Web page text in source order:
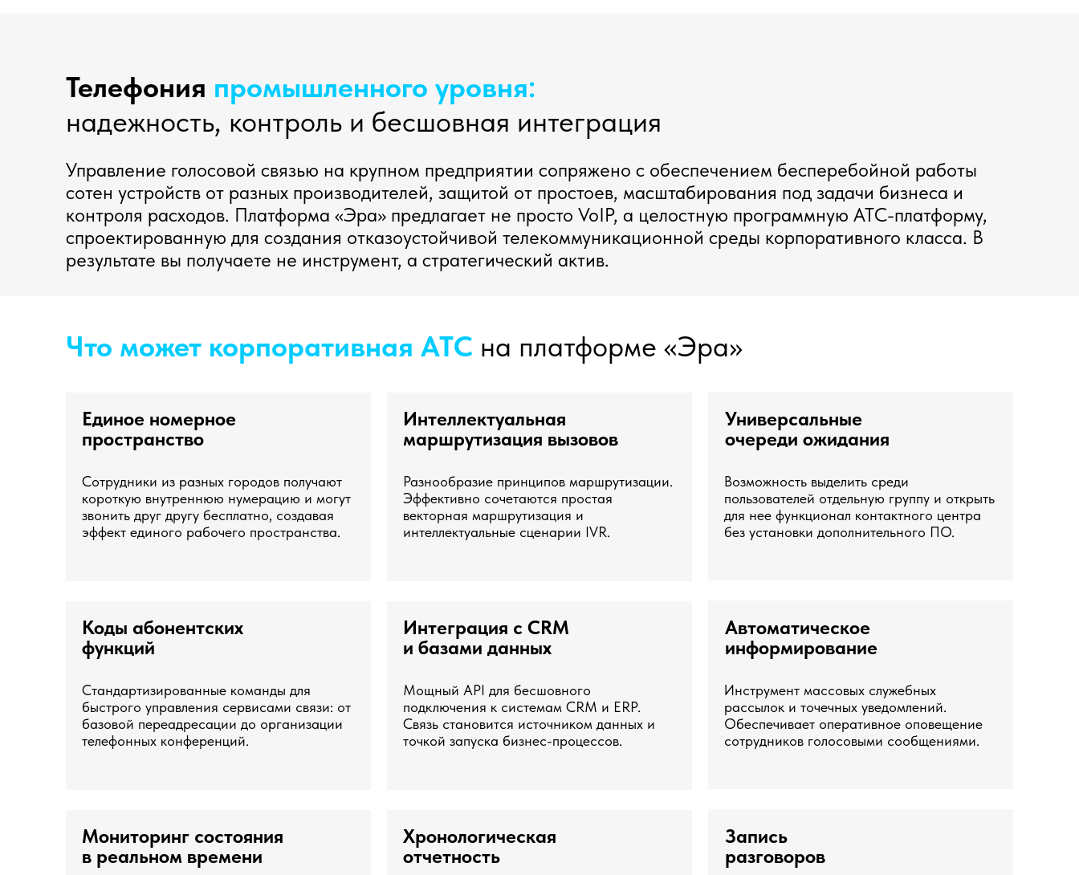
Телефония промышленного уровня:
надежность, контроль и бесшовная интеграция
Управление голосовой связью на крупном предприятии сопряжено с обеспечением бесперебойной работы
сотен устройств от разных производителей, защитой от простоев, масштабирования под задачи бизнеса и
контроля расходов. Платформа «Эра» предлагает не просто VoIP, а целостную программную АТС-платформу,
спроектированную для создания отказоустойчивой телекоммуникационной среды корпоративного класса. В
результате вы получаете не инструмент, а стратегический актив.
Что может корпоративная АТС на платформе «Эра»
Единое номерное
пространство
Сотрудники из разных городов получают
короткую внутреннюю нумерацию и могут
звонить друг другу бесплатно, создавая
эффект единого рабочего пространства.
Интеллектуальная
маршрутизация вызовов
Разнообразие принципов маршрутизации.
Эффективно сочетаются простая
векторная маршрутизация и
интеллектуальные сценарии IVR.
Универсальные
очереди ожидания
Возможность выделить среди
пользователей отдельную группу и открыть
для нее функционал контактного центра
без установки дополнительного ПО.
Коды абонентских
функций
Стандартизированные команды для
быстрого управления сервисами связи: от
базовой переадресации до организации
телефонных конференций.
Интеграция с CRM
и базами данных
Мощный API для бесшовного
подключения к системам CRM и ERP.
Связь становится источником данных и
точкой запуска бизнес-процессов.
Автоматическое
информирование
Инструмент массовых служебных
рассылок и точечных уведомлений.
Обеспечивает оперативное оповещение
сотрудников голосовыми сообщениями.
Мониторинг состояния
в реальном времени
Хронологическая
отчетность
Запись
разговоров